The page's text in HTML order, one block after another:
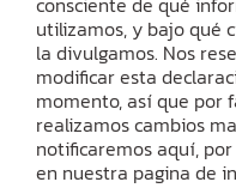
utilizamos, y bajo qué
la divulgamos. Nos
modificar esta
momento, así que por
realizamos cambios
notificaremos aquí,
en nuestra pagina de